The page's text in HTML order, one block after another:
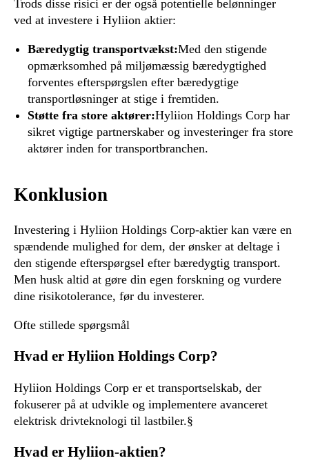
Trods disse risici er der også potentielle belønninger
ved at investere i Hyliion aktier:
Bæredygtig transportvækst:Med den stigende
opmærksomhed på miljømæssig bæredygtighed
forventes efterspørgslen efter bæredygtige
transportløsninger at stige i fremtiden.
Støtte fra store aktører:Hyliion Holdings Corp har
sikret vigtige partnerskaber og investeringer fra store
aktører inden for transportbranchen.
Konklusion
Investering i Hyliion Holdings Corp-aktier kan være en
spændende mulighed for dem, der ønsker at deltage i
den stigende efterspørgsel efter bæredygtig transport.
Men husk altid at gøre din egen forskning og vurdere
dine risikotolerance, før du investerer.
Ofte stillede spørgsmål
Hvad er Hyliion Holdings Corp?
Hyliion Holdings Corp er et transportselskab, der
fokuserer på at udvikle og implementere avanceret
elektrisk drivteknologi til lastbiler.§
Hvad er Hyliion-aktien?